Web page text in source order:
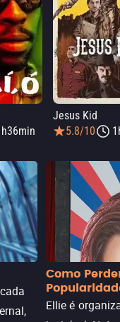
Jesus Kid
5.8/10
Como
Ellie é